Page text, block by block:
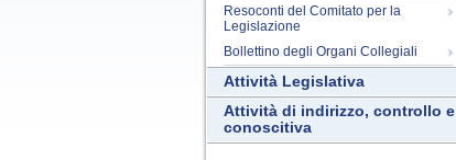
Resoconti del Comitato per la
Legislazione
Bollettino degli Organi Collegiali
Attività Legislativa
Attività di indirizzo, controllo e
conoscitiva